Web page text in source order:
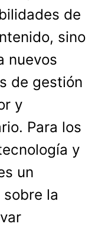
de
sino
nuevos
de gestión
y
Para los
y
un
la